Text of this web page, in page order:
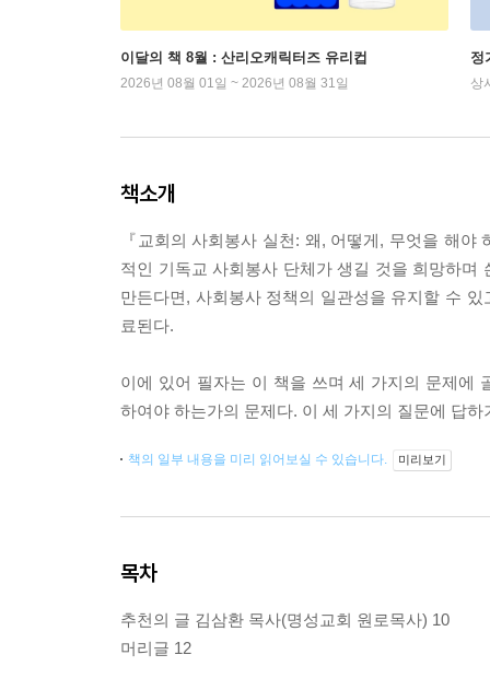
이달의 책 8월 : 산리오캐릭터즈 유리컵
2026년 08월 01일 ~ 2026년 08월 31일
정
상
책소개
『교회의 사회봉사 실천: 왜, 어떻게, 무엇을 해
적인 기독교 사회봉사 단체가 생길 것을 희망하
만든다면, 사회봉사 정책의 일관성을 유지할 수
료된다.
이에 있어 필자는 이 책을 쓰며 세 가지의 문제에
하여야 하는가의 문제다. 이 세 가지의 질문에 답
책의 일부 내용을 미리 읽어보실 수 있습니다. 미리보기
목차
추천의 글 김삼환 목사(명성교회 원로목사) 10
머리글 12